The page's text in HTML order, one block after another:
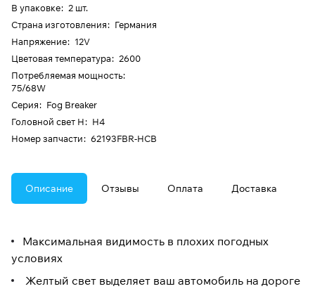
В упаковке: 2 шт.
Страна изготовления: Германия
Напряжение: 12V
Цветовая температура: 2600
Потребляемая мощность:
75/68W
Серия: Fog Breaker
Головной свет H: H4
Номер запчасти: 62193FBR-HCB
Описание Отзывы Оплата Доставка
Максимальная видимость в плохих погодных
условиях
Желтый свет выделяет ваш автомобиль на дороге